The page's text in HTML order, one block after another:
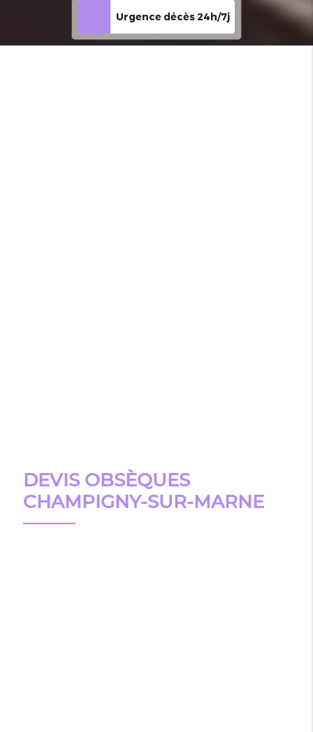
Urgence décès 24h/7j
DEVIS OBSÈQUES
CHAMPIGNY-SUR-MARNE